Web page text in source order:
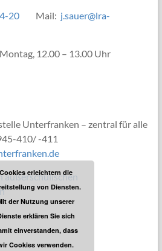
20Mail: j.sauer@lra-
Montag, 12.00 – 13.00 Uhr
Unterfranken – zentral für alle
410/ -411
außerschulischen
Cookies erleichtern die
von Diensten.
der Nutzung unserer
erklären Sie sich
einverstanden, dass
Cookies verwenden.